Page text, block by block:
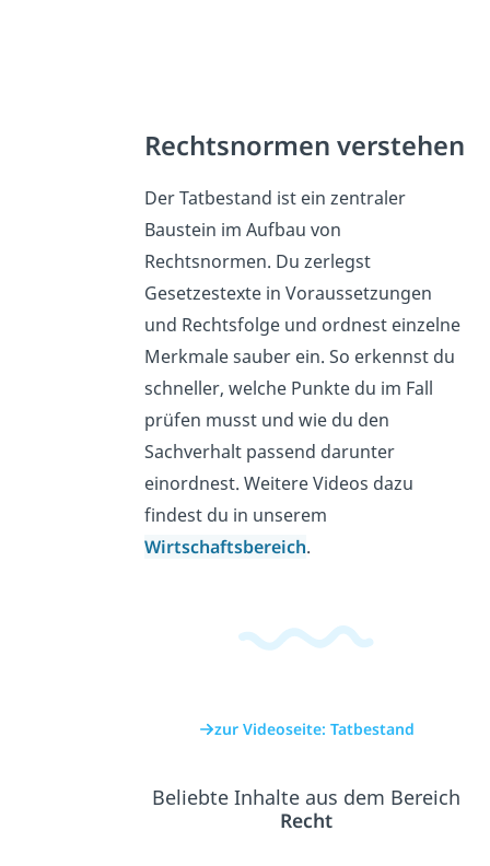
Rechtsnormen verstehen
Der Tatbestand ist ein zentraler
Baustein im Aufbau von
Rechtsnormen. Du zerlegst
Gesetzestexte in Voraussetzungen
und Rechtsfolge und ordnest einzelne
Merkmale sauber ein. So erkennst du
schneller, welche Punkte du im Fall
prüfen musst und wie du den
Sachverhalt passend darunter
einordnest. Weitere Videos dazu
findest du in unserem
Wirtschaftsbereich.
zur Videoseite: Tatbestand
Beliebte Inhalte aus dem Bereich
Recht